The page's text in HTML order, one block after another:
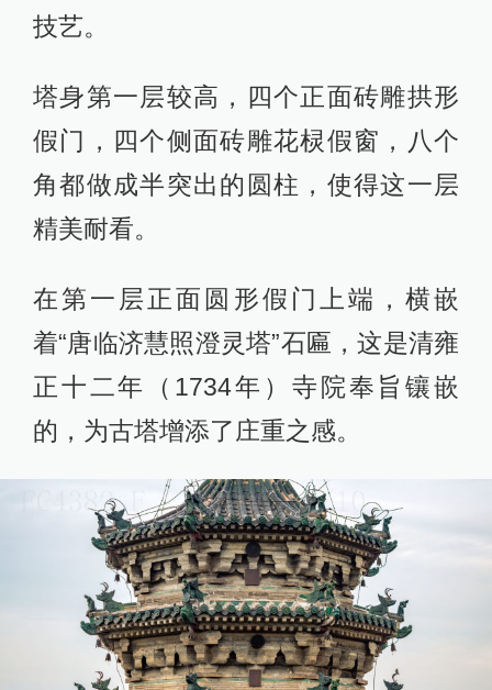
技艺。
塔身第一层较高，四个正面砖雕拱形
假门，四个侧面砖雕花棂假窗，八个
角都做成半突出的圆柱，使得这一层
精美耐看。
在第一层正面圆形假门上端，横嵌
着“唐临济慧照澄灵塔”石匾，这是清雍
正十二年（1734年）寺院奉旨镶嵌
的，为古塔增添了庄重之感。